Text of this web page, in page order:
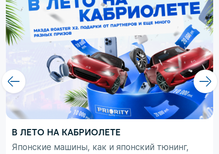
В ЛЕТО НА КАБРИОЛЕТЕ
Японские машины, как и японский тюнинг,